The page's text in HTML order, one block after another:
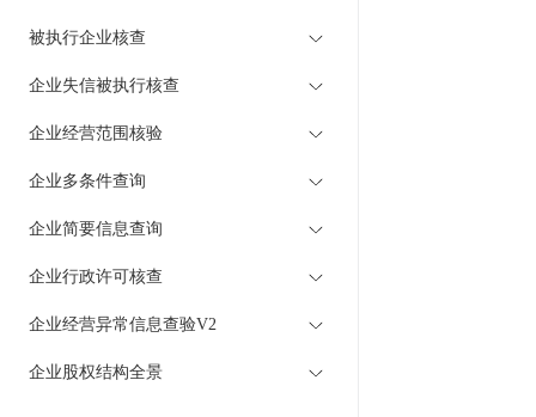
被执行企业核查
企业失信被执行核查
企业经营范围核验
企业多条件查询
企业简要信息查询
企业行政许可核查
企业经营异常信息查验V2
企业股权结构全景